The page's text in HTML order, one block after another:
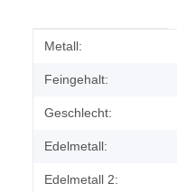
Produkteigenschaft
Wert
Metall:
Feingehalt:
Geschlecht:
Edelmetall:
Edelmetall 2: